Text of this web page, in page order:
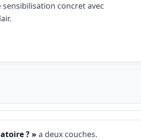
concret avec
? » a deux couches.